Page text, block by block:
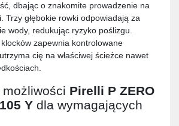
dbając o znakomite prowadzenie na
Trzy głębokie rowki odpowiadają za
wody, redukując ryzyko poślizgu.
klocków zapewnia kontrolowane
cię na właściwej ścieżce nawet
Pirelli P ZERO
Y dla wymagających